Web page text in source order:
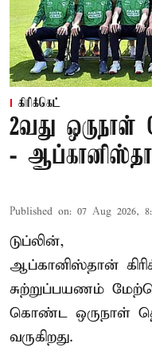
கிரிக்கெட்
2வது
-
Published on: 07 Aug 2026,
டுப்லின்,
ஆப்கானிஸ்தான்
சுற்றுப்பயணம்
கொண்ட ஒருநாள்
வருகிறது.